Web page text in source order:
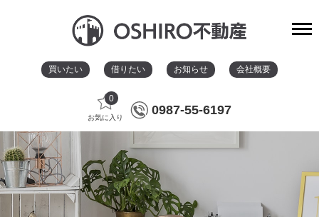
買いたい 借りたい お知らせ 会社概要
0
お気に入り
0987-55-6197